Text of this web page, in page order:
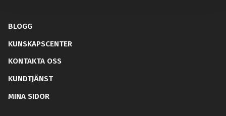
BLOGG
KUNSKAPSCENTER
KONTAKTA OSS
KUNDTJÄNST
MINA SIDOR